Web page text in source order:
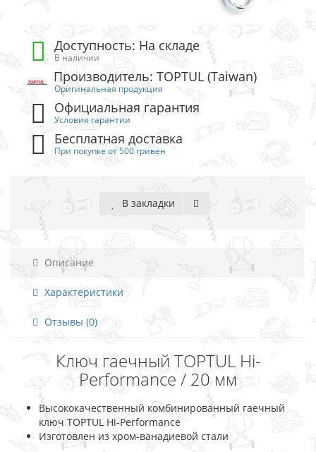
Доступность: На складе
В наличии
Производитель: TOPTUL (Taiwan)
Оригинальная продукция
Официальная гарантия
Условия гарантии
Бесплатная доставка
При покупке от 500 гривен
В закладки
Описание
Характеристики
Отзывы (0)
Ключ гаечный TOPTUL Hi-
Performance / 20 мм
Высококачественный комбинированный гаечный
ключ TOPTUL Hi-Performance
Изготовлен из хром-ванадиевой стали